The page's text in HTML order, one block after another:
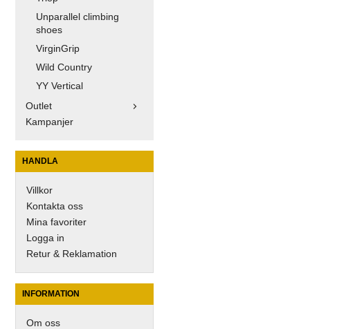
Unparallel climbing
shoes
VirginGrip
Wild Country
YY Vertical
Outlet
Kampanjer
HANDLA
Villkor
Kontakta oss
Mina favoriter
Logga in
Retur & Reklamation
INFORMATION
Om oss